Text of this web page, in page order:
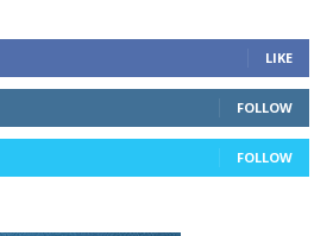
LIKE
FOLLOW
FOLLOW